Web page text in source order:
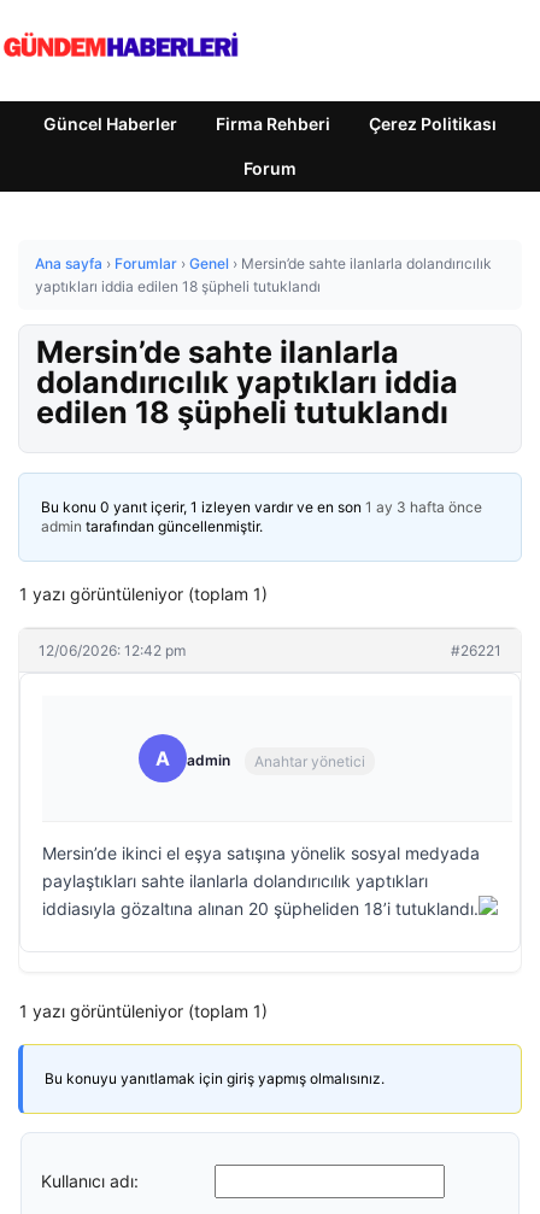
Güncel Haberler Firma Rehberi Çerez Politikası
Forum
Ana sayfa › Forumlar › Genel › Mersin’de sahte ilanlarla dolandırıcılık
yaptıkları iddia edilen 18 şüpheli tutuklandı
Mersin’de sahte ilanlarla
dolandırıcılık yaptıkları iddia
edilen 18 şüpheli tutuklandı
Bu konu 0 yanıt içerir, 1 izleyen vardır ve en son 1 ay 3 hafta önce
admin tarafından güncellenmiştir.
1 yazı görüntüleniyor (toplam 1)
12/06/2026: 12:42 pm #26221
A admin Anahtar yönetici
Mersin’de ikinci el eşya satışına yönelik sosyal medyada
paylaştıkları sahte ilanlarla dolandırıcılık yaptıkları
iddiasıyla gözaltına alınan 20 şüpheliden 18’i tutuklandı.
1 yazı görüntüleniyor (toplam 1)
Bu konuyu yanıtlamak için giriş yapmış olmalısınız.
Kullanıcı adı: